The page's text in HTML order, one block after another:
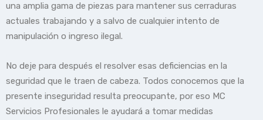
una amplia gama de piezas para mantener sus cerraduras
actuales trabajando y a salvo de cualquier intento de
manipulación o ingreso ilegal.
No deje para después el resolver esas deficiencias en la
seguridad que le traen de cabeza. Todos conocemos que la
presente inseguridad resulta preocupante, por eso MC
Servicios Profesionales le ayudará a tomar medidas